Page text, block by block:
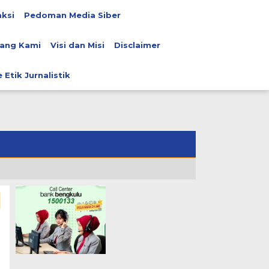
Pedoman Media Siber
Kami Visi dan Misi Disclaimer
Etik Jurnalistik